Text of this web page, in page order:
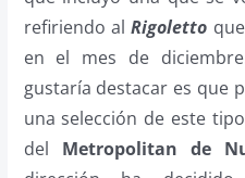
refiriendo alRigoletto
en el mes de
gustaría destacar es que
una selección de este
del Metropolitan de